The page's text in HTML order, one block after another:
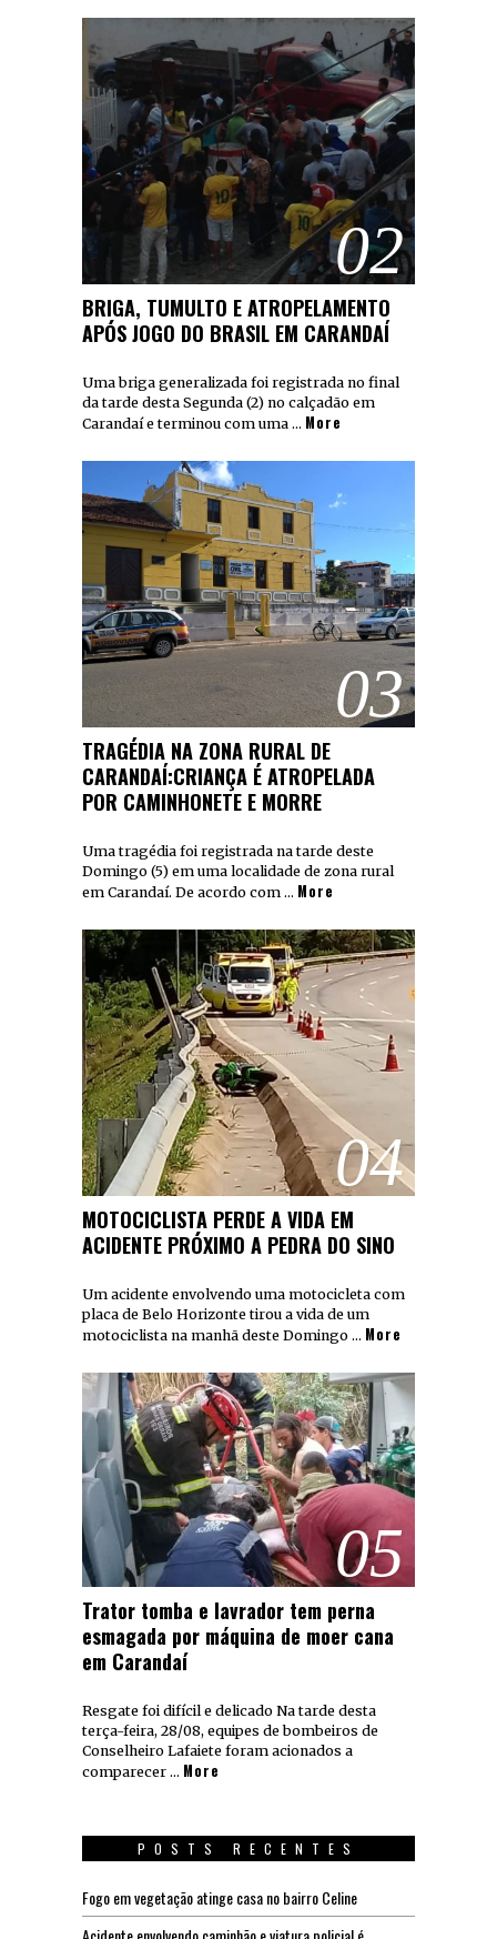
02
BRIGA, TUMULTO E ATROPELAMENTO
APÓS JOGO DO BRASIL EM CARANDAÍ
Uma briga generalizada foi registrada no final
da tarde desta Segunda (2) no calçadão em
Carandaí e terminou com uma … More
03
TRAGÉDIA NA ZONA RURAL DE
CARANDAÍ:CRIANÇA É ATROPELADA
POR CAMINHONETE E MORRE
Uma tragédia foi registrada na tarde deste
Domingo (5) em uma localidade de zona rural
em Carandaí. De acordo com … More
04
MOTOCICLISTA PERDE A VIDA EM
ACIDENTE PRÓXIMO A PEDRA DO SINO
Um acidente envolvendo uma motocicleta com
placa de Belo Horizonte tirou a vida de um
motociclista na manhã deste Domingo … More
05
Trator tomba e lavrador tem perna
esmagada por máquina de moer cana
em Carandaí
Resgate foi difícil e delicado Na tarde desta
terça-feira, 28/08, equipes de bombeiros de
Conselheiro Lafaiete foram acionados a
comparecer … More
POSTS RECENTES
Fogo em vegetação atinge casa no bairro Celine